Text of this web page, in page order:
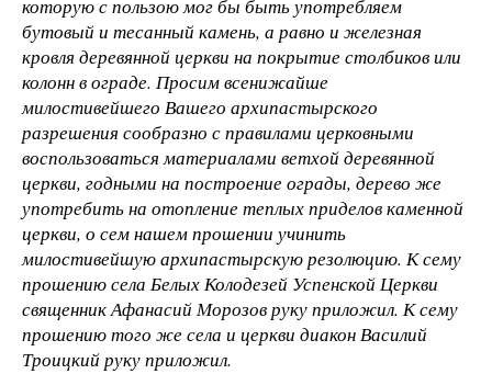
которую с пользою мог бы быть употребляем
бутовый и тесанный камень, а равно и железная
кровля деревянной церкви на покрытие столбиков или
колонн в ограде. Просим всенижайше
милостивейшего Вашего архипастырского
разрешения сообразно с правилами церковными
воспользоваться материалами ветхой деревянной
церкви, годными на построение ограды, дерево же
употребить на отопление теплых приделов каменной
церкви, о сем нашем прошении учинить
милостивейшую архипастырскую резолюцию. К сему
прошению села Белых Колодезей Успенской Церкви
священник Афанасий Морозов руку приложил. К сему
прошению того же села и церкви диакон Василий
Троицкий руку приложил.